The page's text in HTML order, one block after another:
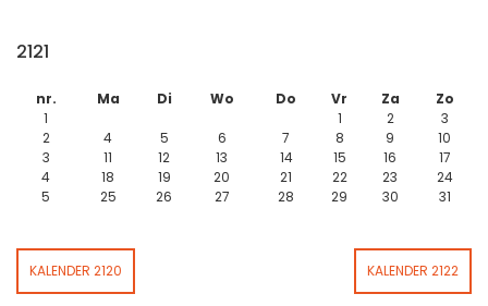
2121
nr. Ma Di Wo Do Vr Za
Zo
1
1 2
3
2
4 5 6 7 8 9
10
3
11 12 13 14 15 16
17
4
18 19 20 21 22 23
24
5
25 26 27 28 29 30 31
KALENDER 2120 KALENDER 2122